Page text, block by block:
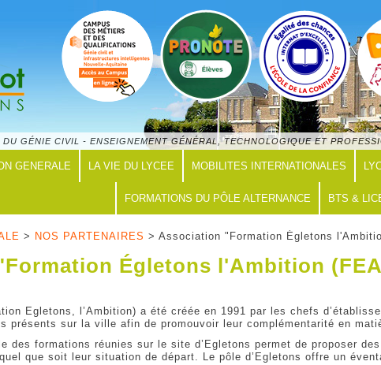
DU GÉNIE CIVIL - ENSEIGNEMENT GÉNÉRAL, TECHNOLOGIQUE ET
GENERALE LA VIE DU LYCEE MOBILITES INTERNATIONALES
FORMATIONS DU PÔLE ALTERNANCE BTS &
> NOS PARTENAIRES > Association "Formation Égletons
Égletons l'Ambition
Egletons, l’Ambition) a été créée en 1991 par les chefs
présents sur la ville afin de promouvoir leur complémentarité en
des formations réunies sur le site d’Egletons permet de proposer
que soit leur situation de départ. Le pôle d’Egletons offre un